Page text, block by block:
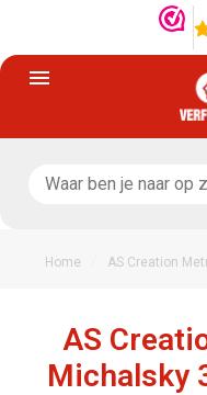
Home AS Creation
AS
Michalsky